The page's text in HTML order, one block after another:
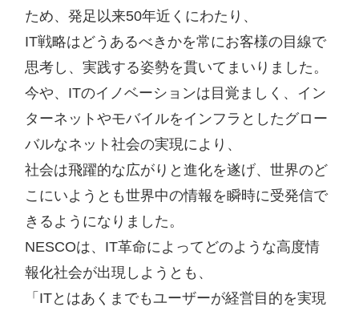
ため、発足以来50年近くにわたり、
IT戦略はどうあるべきかを常にお客様の目線で
思考し、実践する姿勢を貫いてまいりました。
今や、ITのイノベーションは目覚ましく、イン
ターネットやモバイルをインフラとしたグロー
バルなネット社会の実現により、
社会は飛躍的な広がりと進化を遂げ、世界のど
こにいようとも世界中の情報を瞬時に受発信で
きるようになりました。
NESCOは、IT革命によってどのような高度情
報化社会が出現しようとも、
「ITとはあくまでもユーザーが経営目的を実現